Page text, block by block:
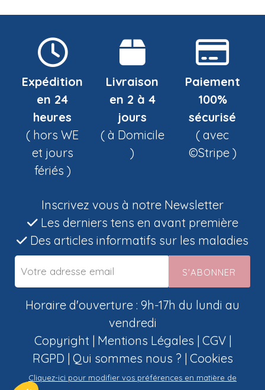
Expédition
en 24
heures
( hors WE
et jours
fériés )
Livraison
en 2 à 4
jours
( à Domicile
)
Paiement
100%
sécurisé
( avec
©Stripe )
Inscrivez vous à notre Newsletter
Les derniers tens en avant première
Des articles informatifs sur les maladies
S'ABONNER
Horaire d'ouverture : 9h-17h du lundi au
vendredi
Copyright | Mentions Légales | CGV|
RGPD | Qui sommes nous ? | Cookies
Cliquez-ici pour modifier vos préférences en matière de